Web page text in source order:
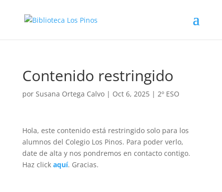
Contenido restringido
por Susana Ortega Calvo| Oct 6, 2025| 2º ESO
Hola, este contenido está restringido solo para los
alumnos del Colegio Los Pinos. Para poder verlo,
date de alta y nos pondremos en contacto contigo.
Haz click aquí. Gracias.